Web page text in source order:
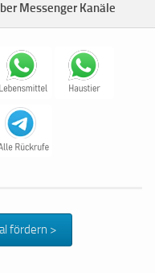
Messenger Kanäle
fördern >